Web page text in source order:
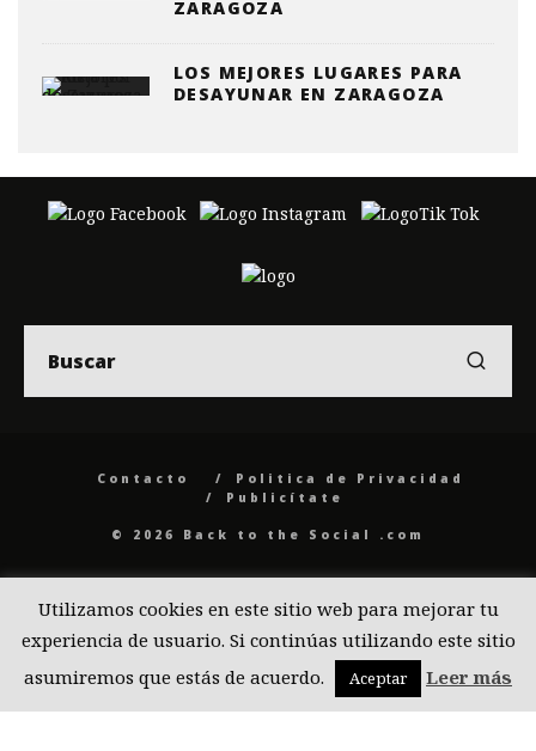
ZARAGOZA
LOS MEJORES LUGARES PARA
DESAYUNAR EN ZARAGOZA
Contacto
Politica de Privacidad
Publicítate
© 2026 Back to the Social .com
Utilizamos cookies en este sitio web para mejorar tu
experiencia de usuario. Si continúas utilizando este sitio
asumiremos que estás de acuerdo.
Aceptar Leer más